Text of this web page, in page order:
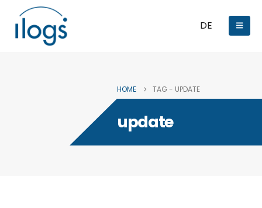
DE
HOME TAG - UPDATE
update